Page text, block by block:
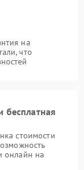
на
что
бесплатная
стоимости
онлайн на